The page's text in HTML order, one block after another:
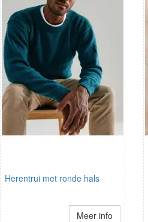
Herentrui met ronde hals
Meer info